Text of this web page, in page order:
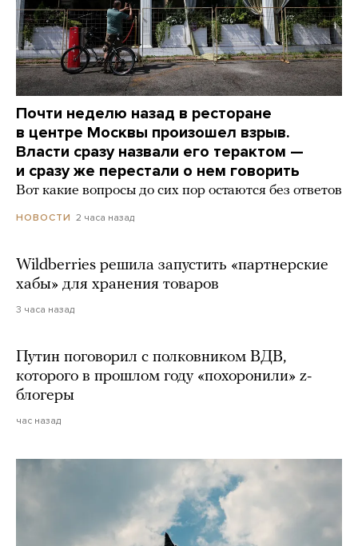
Почти неделю назад в ресторане
в центре Москвы произошел взрыв.
Власти сразу назвали его терактом —
и сразу же перестали о нем говорить
Вот какие вопросы до сих пор остаются без ответов
НОВОСТИ 2 часа назад
Wildberries решила запустить «партнерские
хабы» для хранения товаров
3 часа назад
Путин поговорил с полковником ВДВ,
которого в прошлом году «похоронили» z-
блогеры
час назад